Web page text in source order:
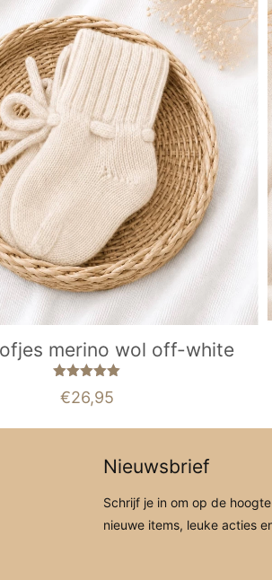
merino wol off-white
Gewaardeerd
5.00
€26,95
Nieuwsbrief
Schrijf je in om op de
nieuwe items, leuke acties